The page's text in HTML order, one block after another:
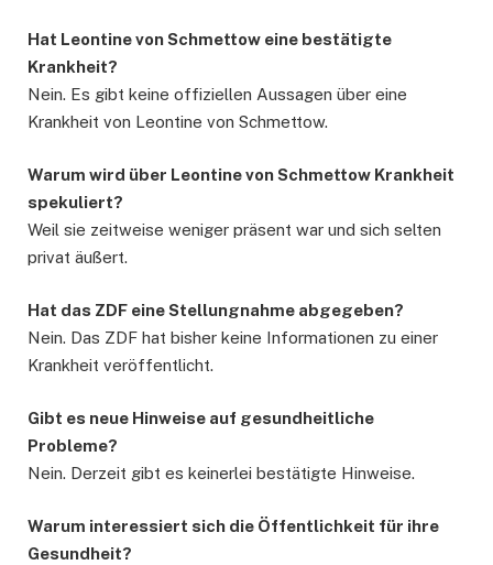
Hat Leontine von Schmettow eine bestätigte
Krankheit?
Nein. Es gibt keine offiziellen Aussagen über eine
Krankheit von Leontine von Schmettow.
Warum wird über Leontine von Schmettow Krankheit
spekuliert?
Weil sie zeitweise weniger präsent war und sich selten
privat äußert.
Hat das ZDF eine Stellungnahme abgegeben?
Nein. Das ZDF hat bisher keine Informationen zu einer
Krankheit veröffentlicht.
Gibt es neue Hinweise auf gesundheitliche
Probleme?
Nein. Derzeit gibt es keinerlei bestätigte Hinweise.
Warum interessiert sich die Öffentlichkeit für ihre
Gesundheit?